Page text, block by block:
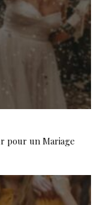
pour un Mariage